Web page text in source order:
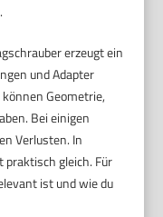
erzeugt ein
und Adapter
Geometrie,
Bei einigen
Verlusten. In
praktisch gleich. Für
ist und wie du